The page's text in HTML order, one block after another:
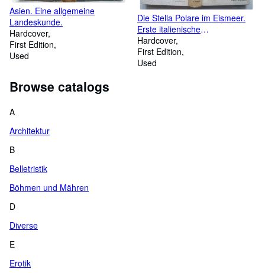
Asien. Eine allgemeine
Landeskunde.
Hardcover
First Edition
Used
Die Stella Polare im Eismeer.
Erste italienische
Nordpolexpedition 1899 - 1900.
Hardcover
First Edition
Used
Browse catalogs
A
Architektur
B
Belletristik
Böhmen und Mähren
D
Diverse
E
Erotik